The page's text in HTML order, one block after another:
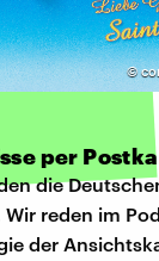
©
per
die
reden im
der